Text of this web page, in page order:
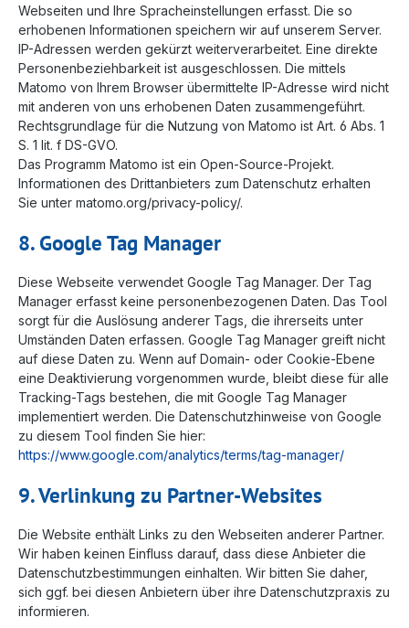
Webseiten und Ihre Spracheinstellungen erfasst. Die so
erhobenen Informationen speichern wir auf unserem Server.
IP-Adressen werden gekürzt weiterverarbeitet. Eine direkte
Personenbeziehbarkeit ist ausgeschlossen. Die mittels
Matomo von Ihrem Browser übermittelte IP-Adresse wird nicht
mit anderen von uns erhobenen Daten zusammengeführt.
Rechtsgrundlage für die Nutzung von Matomo ist Art. 6 Abs. 1
S. 1 lit. f DS-GVO.
Das Programm Matomo ist ein Open-Source-Projekt.
Informationen des Drittanbieters zum Datenschutz erhalten
Sie unter matomo.org/privacy-policy/.
8. Google Tag Manager
Diese Webseite verwendet Google Tag Manager. Der Tag
Manager erfasst keine personenbezogenen Daten. Das Tool
sorgt für die Auslösung anderer Tags, die ihrerseits unter
Umständen Daten erfassen. Google Tag Manager greift nicht
auf diese Daten zu. Wenn auf Domain- oder Cookie-Ebene
eine Deaktivierung vorgenommen wurde, bleibt diese für alle
Tracking-Tags bestehen, die mit Google Tag Manager
implementiert werden. Die Datenschutzhinweise von Google
zu diesem Tool finden Sie hier:
https://www.google.com/analytics/terms/tag-manager/
9. Verlinkung zu Partner-Websites
Die Website enthält Links zu den Webseiten anderer Partner.
Wir haben keinen Einfluss darauf, dass diese Anbieter die
Datenschutzbestimmungen einhalten. Wir bitten Sie daher,
sich ggf. bei diesen Anbietern über ihre Datenschutzpraxis zu
informieren.